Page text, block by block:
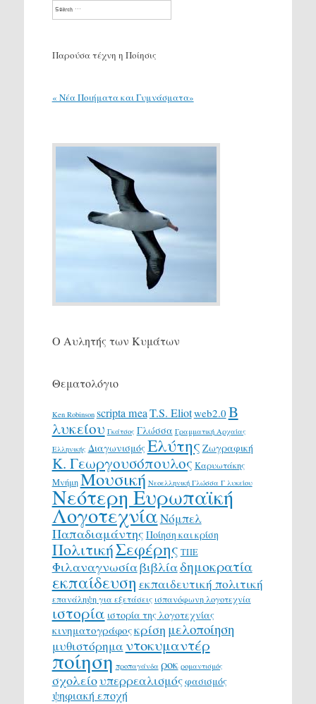
Search
Παρούσα τέχνη η Ποίησις
« Νέα Ποιήματα και Γυμνάσματα»
Ο Αυλητής των Κυμάτων
Θεματολόγιο
Ken Robinson scripta meaT.S. Eliotweb2.0 Β
λυκείου Γκάτσος Γλώσσα Γραμματική Αρχαίας
Ελληνικής ΔιαγωνισμόςΕλύτης Ζωγραφική
Κ. Γεωργουσόπουλος Καρυωτάκης
ΜνήμηΜουσική Νεοελληνική Γλώσσα Γ λυκείου
Νεότερη Ευρωπαϊκή
ΛογοτεχνίαΝόμπελ
Παπαδιαμάντης Ποίηση και κρίση
ΠολιτικήΣεφέρης ΤΠΕ
Φιλαναγνωσίαβιβλίαδημοκρατία
εκπαίδευση εκπαιδευτική πολιτική
επανάληψη για εξετάσεις ισπανόφωνη λογοτεχνία
ιστορία ιστορία της λογοτεχνίας
κινηματογράφοςκρίση μελοποίηση
μυθιστόρημα ντοκυμαντέρ
ποίηση προπαγάνδα ροκ ρομαντισμός
σχολείουπερρεαλισμόςφασισμός
ψηφιακή εποχή